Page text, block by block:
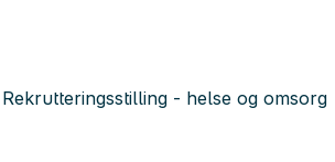
- helse og omsorg